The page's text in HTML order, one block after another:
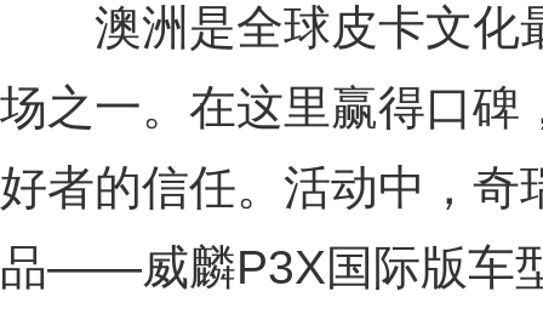
澳洲是全球皮卡文化
场之一。在这里赢得口碑
好者的信任。活动中，奇
品——威麟P3X国际版车